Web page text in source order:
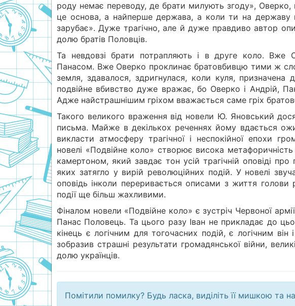
роду немає переводу, де брати милують згоду», Оверко,
це основа, а найперше держава, а коли ти на державу
зарубає». Дуже трагічно, але й дуже правдиво автор
долю братів Половців.
Та невдовзі брати потрапляють і в друге коло. Вже
Панасом. Вже Оверко проклинає братовбивцю тими ж
земля, здавалося, здригнулася, коли куля,
подвійне вбивство дуже вражає, бо Оверко і Андрій,
Адже найстрашнішим гріхом вважається саме гріх
Такого великого враження від новели Ю. Яновський
письма. Майже в декількох реченнях йому вдається
викласти атмосферу трагічної і неспокійної епохи
новелі «Подвійне коло» створює висока
камертоном, який завдає тон усій трагічній оповіді
яких затягло у вирій революційних подій. У новелі
оповідь інколи переривається описами з життя
події ще більш жахливими.
Фіналом новели «Подвійне коло» є зустріч Червоної
Панас Половець. Та цього разу Іван не прикладає до
кінець є логічним для тогочасних подій, є логічним
зобразив страшні результати громадянської війни,
долю українців.
Помітили помилку? Будь ласка, виділіть її мишкою та